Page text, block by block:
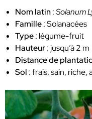
Nom latin:Solanum
Famille: Solanacées
Type: légume-fruit
Hauteur: jusqu’à 2 m
Distance de
Sol : frais, sain, riche,